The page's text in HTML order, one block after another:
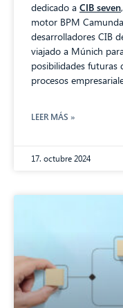
dedicado a CIB seven
motor BPM
desarrolladores CIB
viajado a Múnich
posibilidades
procesos
LEER MÁS »
17. octubre 2024